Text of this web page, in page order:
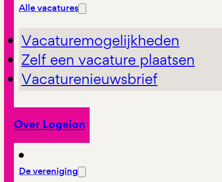
Alle vacatures
Vacaturemogelijkheden
Zelf een vacature plaatsen
Vacaturenieuwsbrief
Over Logeion
De vereniging